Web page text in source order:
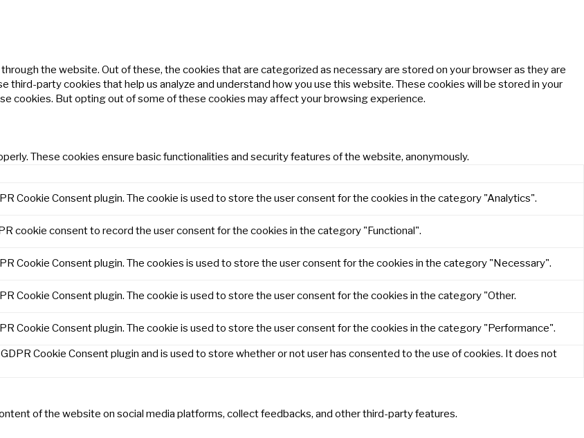
the website. Out of these, the cookies that are categorized as necessary are stored on your browser as they are
party cookies that help us analyze and understand how you use this website. These cookies will be stored in your
cookies. But opting out of some of these cookies may affect your browsing experience.
These cookies ensure basic functionalities and security features of the website, anonymously.
Cookie Consent plugin. The cookie is used to store the user consent for the cookies in the category "Analytics".
cookie consent to record the user consent for the cookies in the category "Functional".
Cookie Consent plugin. The cookies is used to store the user consent for the cookies in the category "Necessary".
Cookie Consent plugin. The cookie is used to store the user consent for the cookies in the category "Other.
Cookie Consent plugin. The cookie is used to store the user consent for the cookies in the category "Performance".
Cookie Consent plugin and is used to store whether or not user has consented to the use of cookies. It does not
of the website on social media platforms, collect feedbacks, and other third-party features.